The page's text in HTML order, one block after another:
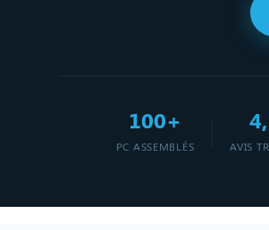
100+
PC ASSEMBLÉS AVIS